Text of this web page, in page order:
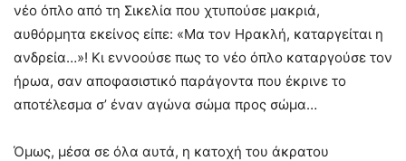
νέο όπλο από τη Σικελία που χτυπούσε μακριά,
αυθόρμητα εκείνος είπε: «Μα τον Ηρακλή, καταργείται η
ανδρεία…»! Κι εννοούσε πως το νέο όπλο καταργούσε τον
ήρωα, σαν αποφασιστικό παράγοντα που έκρινε το
αποτέλεσμα σ’ έναν αγώνα σώμα προς σώμα…
Όμως, μέσα σε όλα αυτά, η κατοχή του άκρατου